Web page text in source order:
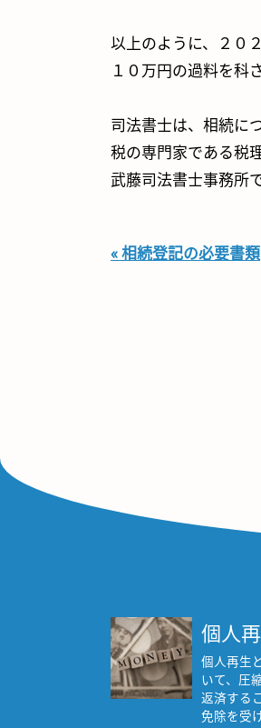
以上のように、２０
１０万円の過料を科
司法書士は、相続に
税の専門家である税
武藤司法書士事務所
« 相続登記の必要書類
個人
個人再生
いて、圧
返済する
免除を受